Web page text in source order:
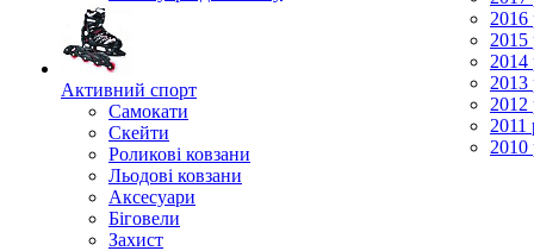
Активний спорт
Самокати
Скейти
Роликові ковзани
Льодові ковзани
Аксесуари
Біговели
Захист
2016
2015
2014
2013
2012
2011
2010